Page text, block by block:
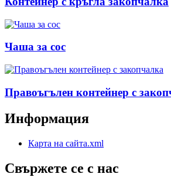
Чаша за сос
Правоъгълен контейнер с
Информация
Карта на сайта.xml
Свържете се с нас